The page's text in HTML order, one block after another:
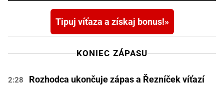
Tipuj víťaza a získaj bonus!
KONIEC ZÁPASU
2:28
Rozhodca ukončuje zápas a Řezníček víťazí